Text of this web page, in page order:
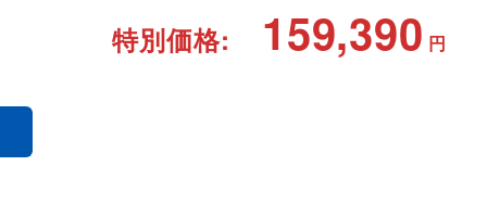
特別価格: 159,390 円